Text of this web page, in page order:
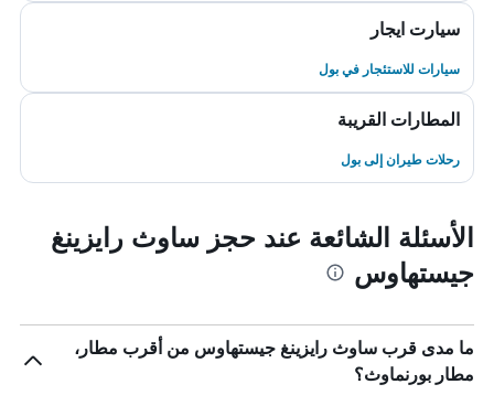
سيارت ايجار
سيارات للاستئجار في بول
المطارات القريبة
رحلات طيران إلى بول
الأسئلة الشائعة عند حجز ساوث رايزينغ
جيستهاوس
ما مدى قرب ساوث رايزينغ جيستهاوس من أقرب مطار،
مطار بورنماوث؟